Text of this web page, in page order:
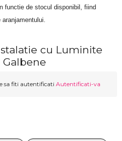
functie de stocul disponibil, fiind
cu Luminite
sa fiti autentificati Autentificati-va